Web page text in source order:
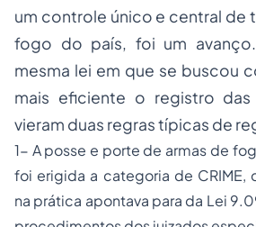
um controle único e central de
fogo do país, foi um avanço.
mesma lei em que se buscou
mais eficiente o registro das
vieram duas regras típicas de
1- A posse e porte de armas de
foi erigida a categoria de CRIME,
na prática apontava para da Lei